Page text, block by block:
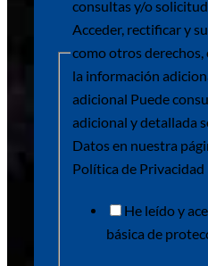
consultas y/o
Acceder, rectificar y
como otros derechos,
la información
adicional Puede
adicional y detallada
Datos en nuestra
Política de Privacidad
He leído y
básica de